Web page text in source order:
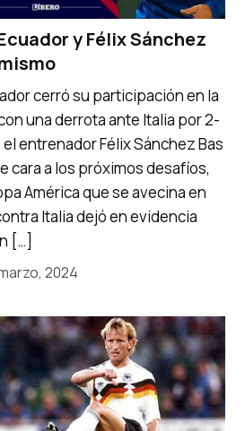
y Félix Sánchez
2024
cerró su participación en la
una derrota ante Italia por 2-
entrenador Félix Sánchez Bas
cara a los próximos desafíos,
América que se avecina en
Italia dejó en evidencia
[…]